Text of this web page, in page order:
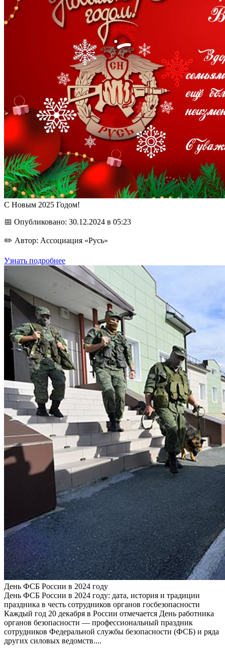
С Новым 2025 Годом!
📅 Опубликовано: 30.12.2024 в 05:23
✏️ Автор: Ассоциация «Русь»
Узнать подробнее
День ФСБ России в 2024 году
День ФСБ России в 2024 году: дата, история и традиции
праздника в честь сотрудников органов госбезопасности
Каждый год 20 декабря в России отмечается День работника
органов безопасности — профессиональный праздник
сотрудников Федеральной службы безопасности (ФСБ) и ряда
других силовых ведомств....